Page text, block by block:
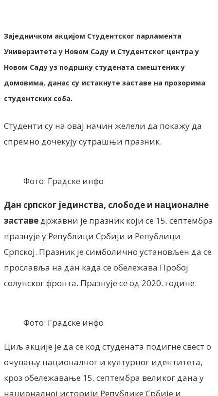
Заједничком акцијом Студентског парламента
Универзитета у Новом Саду и Студентског центра у
Новом Саду уз подршку студената смештених у
домовима, данас су истакнуте заставе на прозорима
студентских соба.
Студенти су на овај начин желели да покажу да
спремно дочекују сутрашњи празник.
Фото: Градске инфо
Дан српског јединства, слободе и националне
заставедржавни је празник који се 15. септембра
празнује у Републици Србији и Републици
Српској. Празник је симболично установљен да се
прославља на дан када се обележава Пробој
солунског фронта. Празнује се од 2020. године.
Фото: Градске инфо
Циљ акције је да се код студената подигне свест о
очувању националног и културног идентитета,
кроз обележавање 15. септембра великог дана у
националној историји Републике Србије и